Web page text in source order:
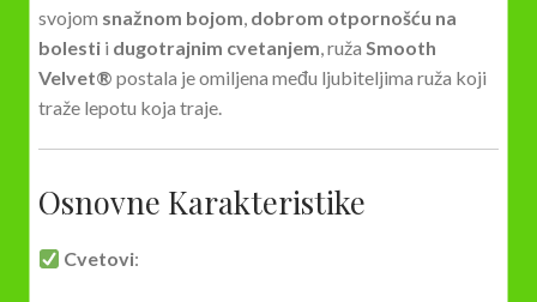
svojom snažnom bojom dobrom otpornošću na
bolesti i dugotrajnim cvetanjem , ruža Smooth
Velvet® postala je omiljena među ljubiteljima ruža koji
traže lepotu koja traje.
Osnovne Karakteristike
Cvetovi: